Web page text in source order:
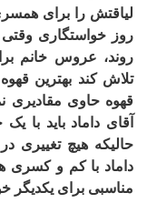
لیاقتش را برای
روز خواستگاری
روند، عروس خانم
تلاش کند بهترین
قهوه حاوی مقادیری
آقای داماد باید
حالیکه هیچ تغییری
داماد با کم و
مناسبی برای یکدیگر